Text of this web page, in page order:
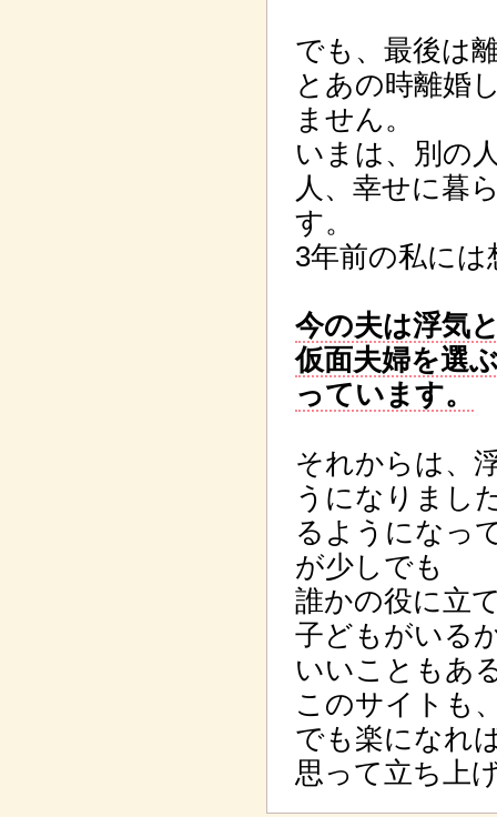
でも、最後は
とあの時離婚
ません。
いまは、別の
人、幸せに暮
す。
3年前の私に
今の夫は浮気
仮面夫婦を選
っています。
それからは、
うになりまし
るようになっ
が少しでも
誰かの役に立
子どもがいる
いいこともあ
このサイトも
でも楽になれ
思って立ち上